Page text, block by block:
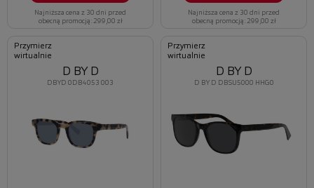
Najniższa cena z 30 dni przed
obecną promocją: 299,00 zł
Najniższa cena z 30 dni przed
obecną promocją: 299,00 zł
Przymierz
wirtualnie
DBYD 0DB4053 003
D BY D
Przymierz
wirtualnie
D BY D DBSU5000 HHG0
D BY D